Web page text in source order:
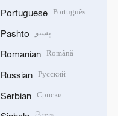
Portuguese Português
Pashto پښتو
Romanian Română
Russian Русский
Serbian Српски